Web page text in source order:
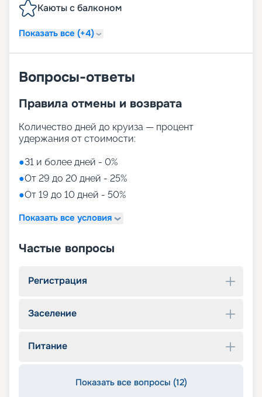
Каюты с балконом
Показать все (+4)
Вопросы-ответы
Правила отмены и возврата
Количество дней до круиза — процент
удержания от стоимости:
●31 и более дней - 0%
●От 29 до 20 дней - 25%
●От 19 до 10 дней - 50%
Показать все условия
Частые вопросы
Регистрация
Заселение
Питание
Показать все вопросы (12)